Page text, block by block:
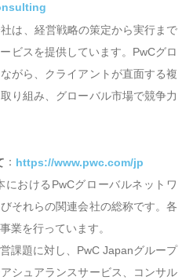
は、経営戦略の策定から実行まで
ビスを提供しています。PwCグロ
がら、クライアントが直面する複
り組み、グローバル市場で競争力
： https://www.pwc.com/jp
におけるPwCグローバルネットワ
それらの関連会社の総称です。各
業を行っています。
課題に対し、PwC Japanグループ
シュアランスサービス、コンサル